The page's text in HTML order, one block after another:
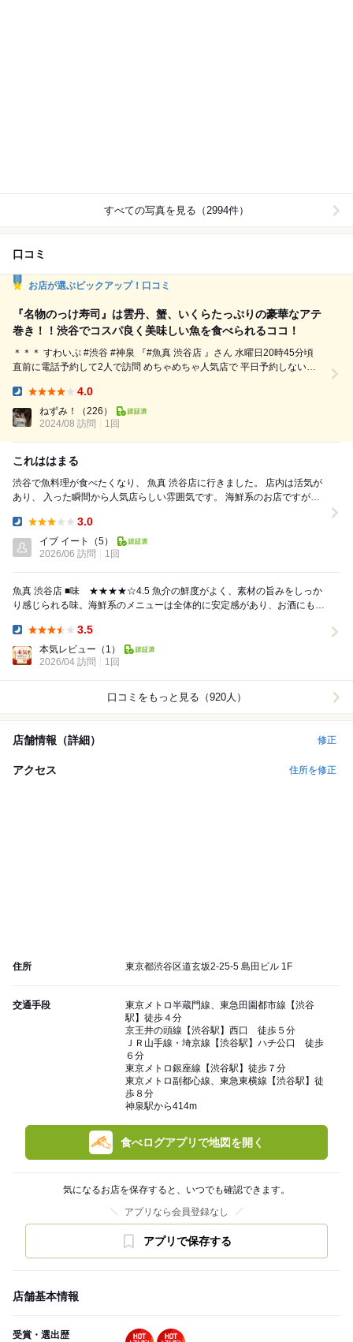
すべての写真を見る（2994件）
口コミ
お店が選ぶピックアップ！口コミ
『名物のっけ寿司』は雲丹、蟹、いくらたっぷりの豪華なアテ
巻き！！渋谷でコスパ良く美味しい魚を食べられるココ！
＊＊＊ すわいぷ #渋谷 #神泉 『#魚真 渋谷店 』さん 水曜日20時45分頃
直前に電話予約して2人で訪問 めちゃめちゃ人気店で 平日予約しないと
司」を始め、 刺身や焼き魚、煮魚、天麩羅なとなど 美味しい魚料理をい 4.0
ねずみ！
（226）
2024/08 訪問
1回
これははまる
渋谷で魚料理が食べたくなり、 魚真 渋谷店に行きました。 店内は活気が
あり、 入った瞬間から人気店らしい雰囲気です。 海鮮系のお店ですが、
3.0
イブ イート
（5）
2026/06 訪問
1回
魚真 渋谷店 ■味 ★★★★☆4.5 魚介の鮮度がよく、素材の旨みをしっか
り感じられる味。海鮮系のメニューは全体的に安定感があり、お酒にもご
3.5
本気レビュー （1）
2026/04 訪問
1回
口コミをもっと見る（920人）
店舗情報（詳細） 修正
アクセス 住所を修正
住所 東京都渋谷区道玄坂2-25-5 島田ビル 1F
交通手段
東京メトロ半蔵門線、東急田園都市線【渋谷
駅】徒歩４分
京王井の頭線【渋谷駅】西口 徒歩５分
ＪＲ山手線・埼京線【渋谷駅】ハチ公口 徒歩
６分
東京メトロ銀座線【渋谷駅】徒歩７分
東京メトロ副都心線、東急東横線【渋谷駅】徒
歩８分
神泉駅から414m
食べログアプリで地図を開く
気になるお店を保存すると、いつでも確認できます。
アプリなら会員登録なし
アプリで保存する
店舗基本情報
受賞・選出歴